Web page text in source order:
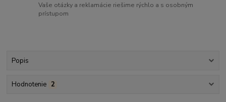
Vaše otázky a reklamácie riešime rýchlo a s osobným
prístupom
Popis
Hodnotenie 2